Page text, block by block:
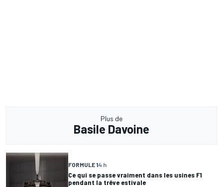
Plus de
Basile Davoine
FORMULE 14 h
Ce qui se passe vraiment dans les usines F1
pendant la trêve estivale